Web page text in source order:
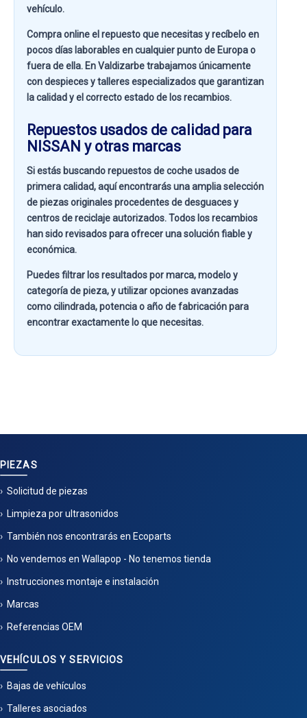
vehículo.
Compra online el repuesto que necesitas y recíbelo en
pocos días laborables en cualquier punto de Europa o
fuera de ella. EnValdizarbetrabajamos únicamente
con despieces y talleres especializados que garantizan
la calidad y el correcto estado de los recambios.
Repuestos usados de calidad para
NISSAN y otras marcas
Si estás buscandorepuestos de coche usados de
primera calidad, aquí encontrarás una amplia selección
de piezas originales procedentes de desguaces y
centros de reciclaje autorizados. Todos los recambios
han sido revisados para ofrecer una solución fiable y
económica.
Puedes filtrar los resultados pormarca, modelo y
categoría de pieza, y utilizar opciones avanzadas
comocilindrada, potencia o año de fabricaciónpara
encontrar exactamente lo que necesitas.
PIEZAS
Solicitud de piezas
Limpieza por ultrasonidos
También nos encontrarás en Ecoparts
No vendemos en Wallapop - No tenemos tienda
Instrucciones montaje e instalación
Marcas
Referencias OEM
VEHÍCULOS Y SERVICIOS
Bajas de vehículos
Talleres asociados